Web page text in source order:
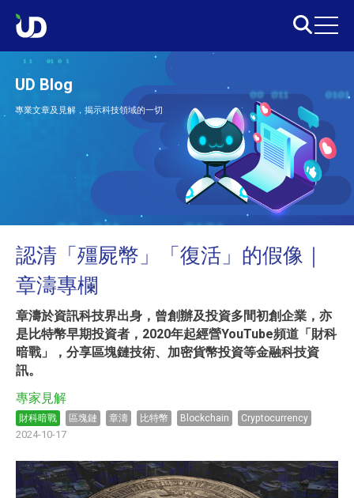
UD Blog
專業文章及見解，揭示科技領域的一切
認清「殭屍幣」「復活」的假像｜
章濤專欄
章濤於資訊科技界出身，曾創辦及投資多間初創企業，亦
是比特幣早期投資者，2020年起經營YouTube頻道「財科
暗戰」，分享區塊鏈技術、加密貨幣投資等金融科技資
訊。
專家見解
財科暗戰 區塊鏈 章濤 比特幣 Blockchain Cryptocurrency
2024-10-17